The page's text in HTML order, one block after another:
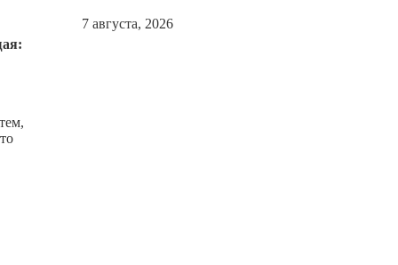
7 августа, 2026